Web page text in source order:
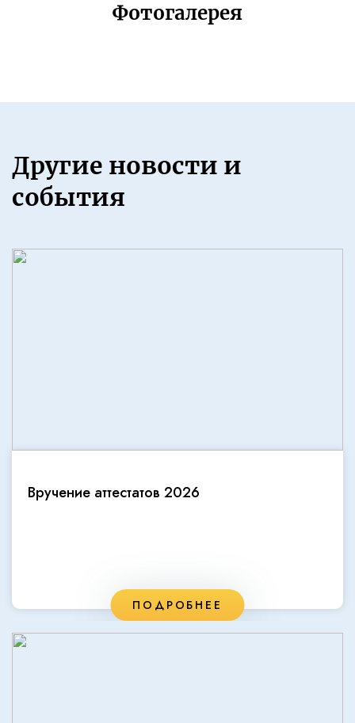
Фотогалерея
Другие новости и
события
Вручение аттестатов 2026
ПОДРОБНЕЕ